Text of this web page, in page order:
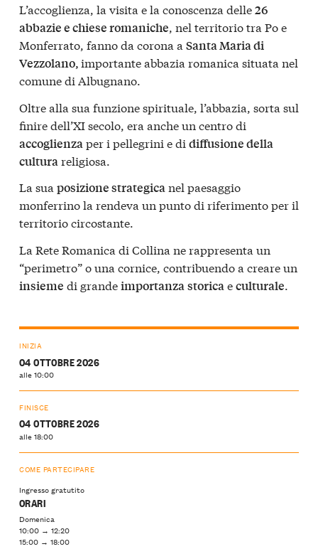
L’accoglienza, la visita e la conoscenza delle26
abbazie e chiese romaniche, nel territorio tra Po e
Monferrato, fanno da corona a Santa Maria di
Vezzolano,importante abbazia romanica situata nel
comune di Albugnano.
Oltre alla sua funzione spirituale, l’abbazia, sorta sul
finire dell’XI secolo, era anche un centro di
accoglienzaper i pellegrini e di diffusione della
culturareligiosa.
La sua posizione strategicanel paesaggio
monferrino la rendeva un punto di riferimento per il
territorio circostante.
La Rete Romanica di Collina ne rappresenta un
“perimetro” o una cornice, contribuendo a creare un
insieme di grandeimportanzastoricaeculturale.
INIZIA
04 OTTOBRE 2026
alle 10:00
FINISCE
04 OTTOBRE 2026
alle 18:00
COME PARTECIPARE
Ingresso gratutito
ORARI
Domenica
10:00 → 12:20
15:00 → 18:00